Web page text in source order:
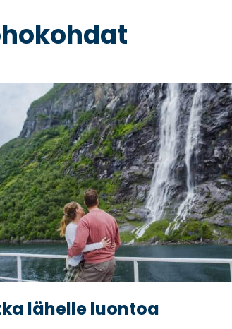
lähelle luontoa